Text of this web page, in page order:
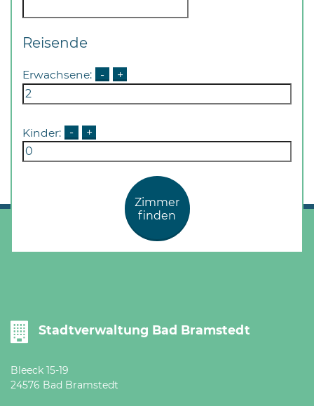
Öffnungszeiten
Vereinbarung.
Reisende
Erwachsene: - +
Kinder: - +
Zimmer
finden
Stadtverwaltung Bad Bramstedt
Bleeck 15-19
24576 Bad Bramstedt